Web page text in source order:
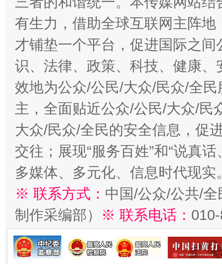
有生力，借助全球互联网主阵
才铺垫一个平台，促进国际之
识、法律、政策、科技、健康
效地为公众/公民/大众/民众/全
主，全面贴近公众/公民/大众/民
大众/民众/全民的安全信息，促
交往；展现“服务百姓”和“说真
多媒体、多元化、信息时代现实
※ 联系方式： 中国/公众/公共/
制作采编部）
※ 联系电话：